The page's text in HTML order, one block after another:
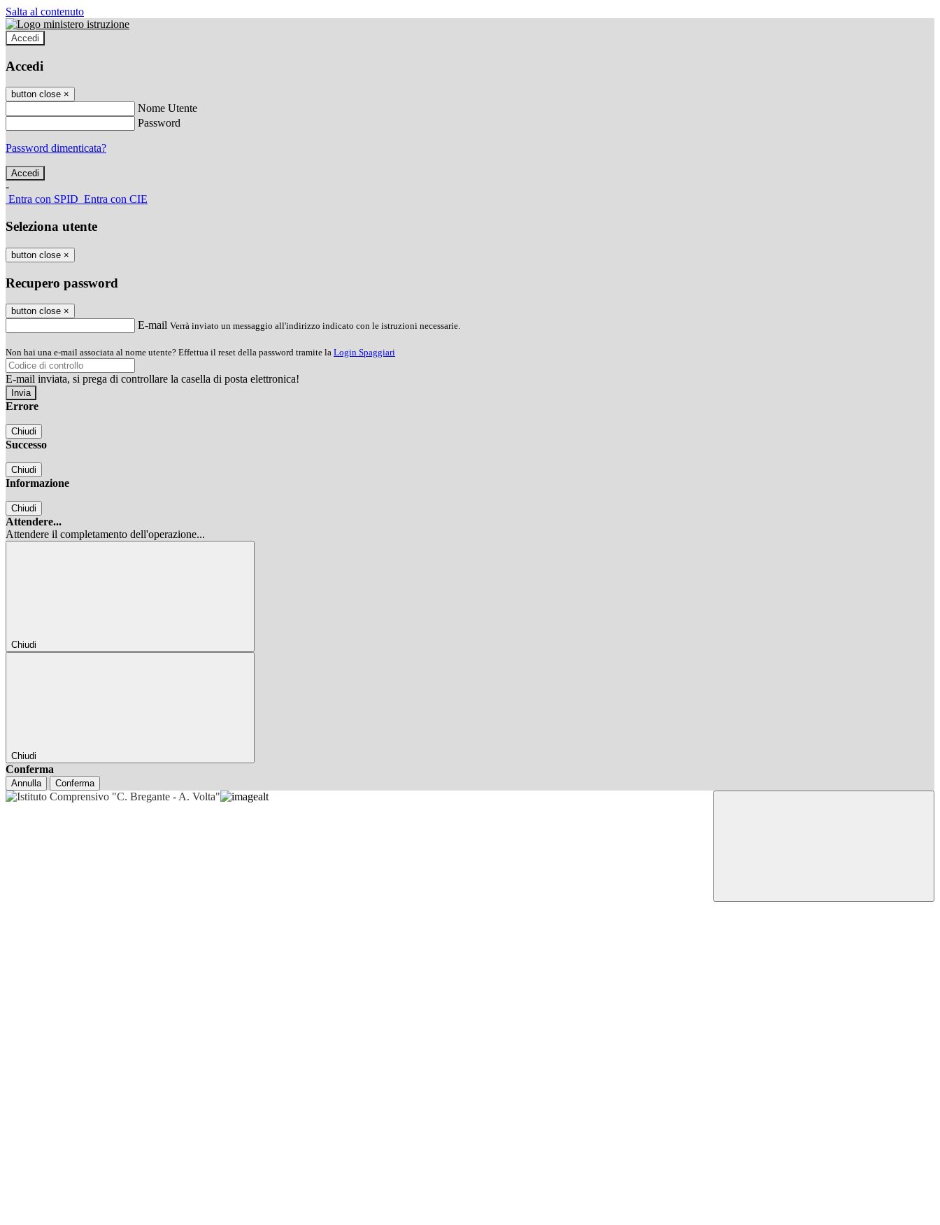
Salta al contenuto
Accedi
Accedi
button close ×
Nome Utente
Password
Password dimenticata?
-
Entra con SPID Entra con CIE
Seleziona utente
button close ×
Recupero password
button close ×
E-mail Verrà inviato un messaggio all'indirizzo indicato con le istruzioni necessarie.
Non hai una e-mail associata al nome utente? Effettua il reset della password tramite la Login Spaggiari
E-mail inviata, si prega di controllare la casella di posta elettronica!
Errore
Chiudi
Successo
Chiudi
Informazione
Chiudi
Attendere...
Attendere il completamento dell'operazione...
Chiudi
Chiudi
Conferma
Annulla Conferma